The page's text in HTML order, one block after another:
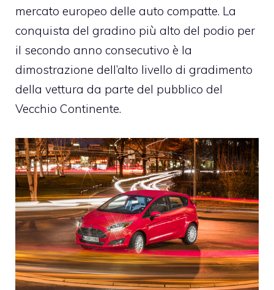
mercato europeo delle auto compatte. La
conquista del gradino più alto del podio per
il secondo anno consecutivo è la
dimostrazione dell’alto livello di gradimento
della vettura da parte del pubblico del
Vecchio Continente.